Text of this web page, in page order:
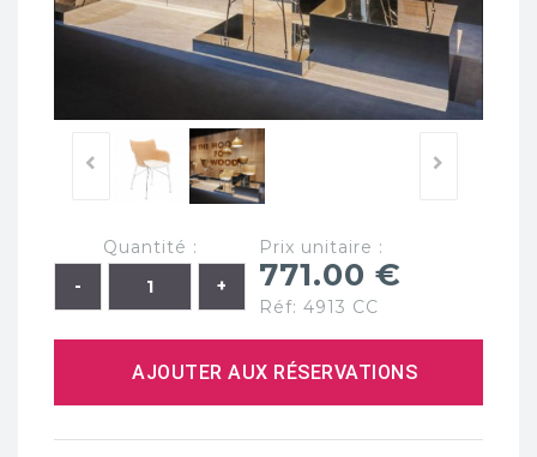
Quantité : Prix unitaire :
771.00 €
Réf: 4913 CC
AJOUTER AUX RÉSERVATIONS